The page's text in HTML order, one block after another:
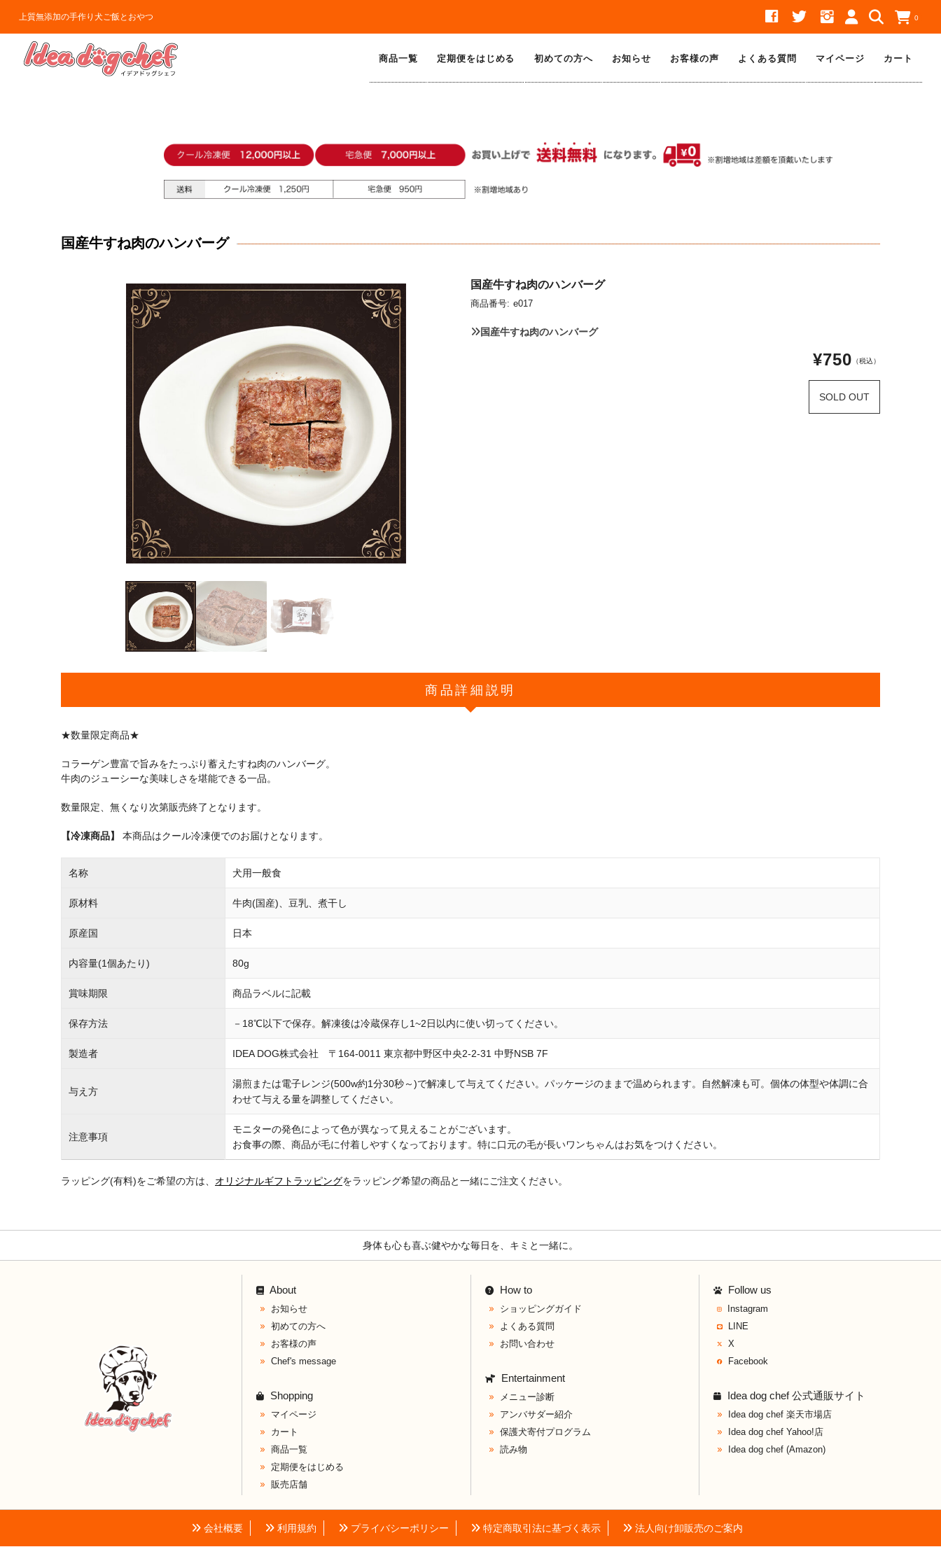
0
商品一覧 定期便をはじめる 初めての方へ お知らせ お客様の声 よくある質問 マイページ カート
上質無添加の手作り犬ご飯とおやつ
国産牛すね肉のハンバーグ
国産牛すね肉のハンバーグ
商品番号: e017
国産牛すね肉のハンバーグ
¥750 （税込）
SOLD OUT
商品詳細説明
★数量限定商品★
コラーゲン豊富で旨みをたっぷり蓄えたすね肉のハンバーグ。
牛肉のジューシーな美味しさを堪能できる一品。
数量限定、無くなり次第販売終了となります。
【冷凍商品】 本商品はクール冷凍便でのお届けとなります。
名称 犬用一般食
原材料 牛肉(国産)、豆乳、煮干し
原産国 日本
内容量(1個あたり) 80g
賞味期限 商品ラベルに記載
保存方法 －18℃以下で保存。解凍後は冷蔵保存し1~2日以内に使い切ってください。
製造者 IDEA DOG株式会社 〒164-0011 東京都中野区中央2-2-31 中野NSB 7F
与え方
湯煎または電子レンジ(500w約1分30秒～)で解凍して与えてください。パッケージのままで温められます。自然解凍も可。個体の体型や体調に合
わせて与える量を調整してください。
注意事項
モニターの発色によって色が異なって見えることがございます。
お食事の際、商品が毛に付着しやすくなっております。特に口元の毛が長いワンちゃんはお気をつけください。
ラッピング(有料)をご希望の方は、 オリジナルギフトラッピングをラッピング希望の商品と一緒にご注文ください。
身体も心も喜ぶ健やかな毎日を、キミと一緒に。
About
お知らせ
初めての方へ
お客様の声
Chef's message
Shopping
マイページ
カート
商品一覧
定期便をはじめる
販売店舗
How to
ショッピングガイド
よくある質問
お問い合わせ
Entertainment
メニュー診断
アンバサダー紹介
保護犬寄付プログラム
読み物
Follow us
Instagram
LINE
X
Facebook
Idea dog chef 公式通販サイト
Idea dog chef 楽天市場店
Idea dog chef Yahoo!店
Idea dog chef (Amazon)
会社概要 利用規約 プライバシーポリシー 特定商取引法に基づく表示 法人向け卸販売のご案内